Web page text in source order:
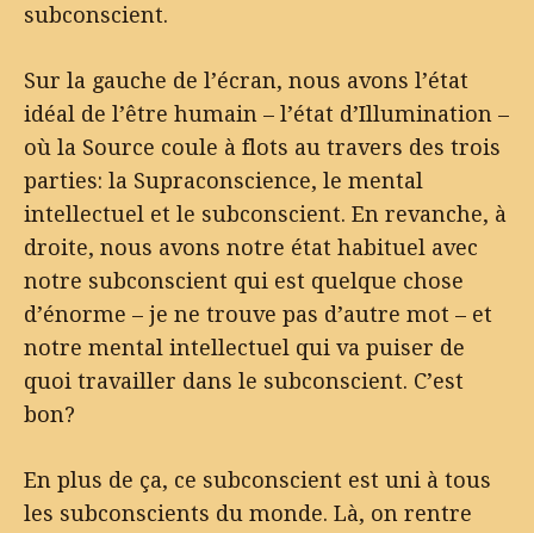
subconscient.
Sur la gauche de l’écran, nous avons l’état
idéal de l’être humain – l’état d’Illumination –
où la Source coule à flots au travers des trois
parties: la Supraconscience, le mental
intellectuel et le subconscient. En revanche, à
droite, nous avons notre état habituel avec
notre subconscient qui est quelque chose
d’énorme – je ne trouve pas d’autre mot – et
notre mental intellectuel qui va puiser de
quoi travailler dans le subconscient. C’est
bon?
En plus de ça, ce subconscient est uni à tous
les subconscients du monde. Là, on rentre